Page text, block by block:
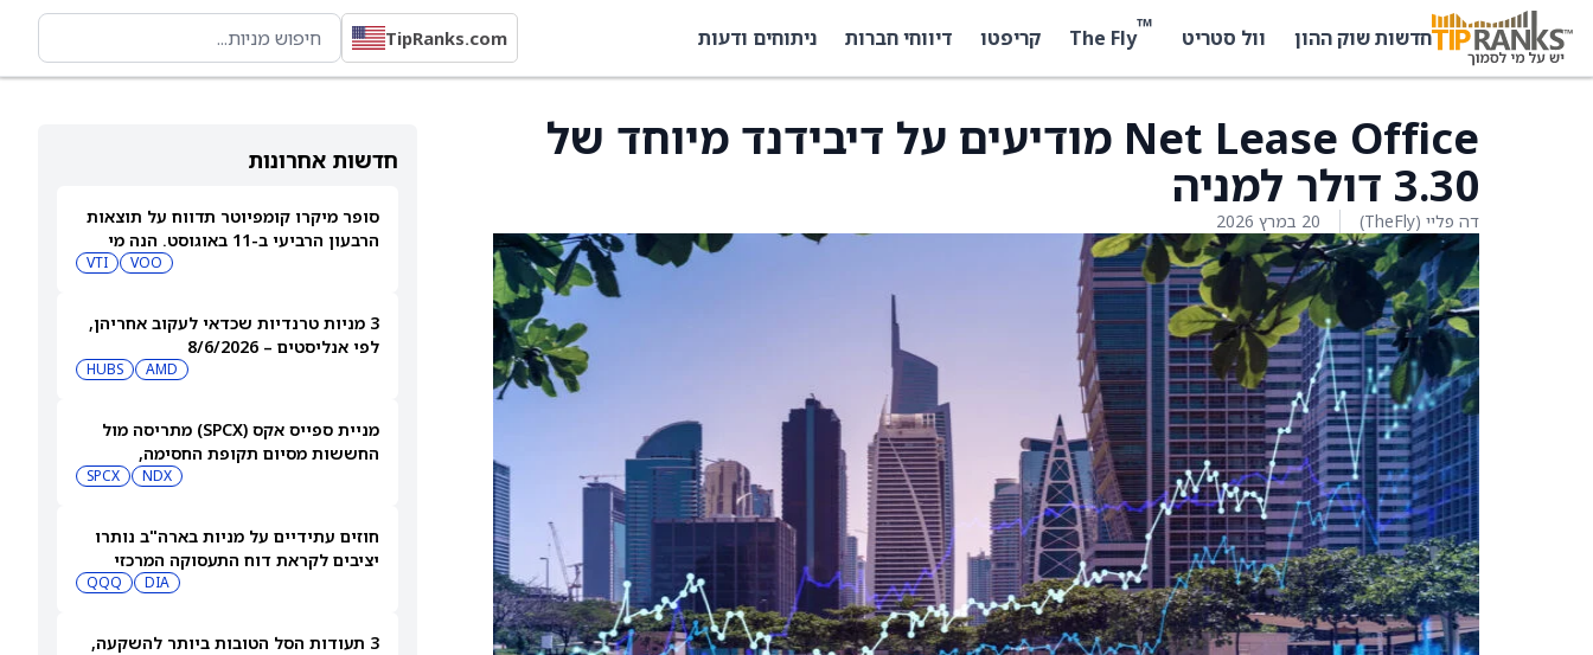
חדשות שוק ההון וול סטריט ™
The Fly קריפטו דיווחי חברות ניתוחים ודעות TipRanks.com
חדשות אחרונות
סופר מיקרו קומפיוטר תדווח על תוצאות
הרבעון הרביעי ב-11 באוגוסט. הנה מי
VOO
VTI
3 מניות טרנדיות שכדאי לעקוב אחריהן,
לפי אנליסטים – 8/6/2026
AMD
HUBS
מניית ספייס אקס (SPCX) מתריסה מול
החששות מסיום תקופת החסימה,
NDX
SPCX
חוזים עתידיים על מניות בארה"ב נותרו
יציבים לקראת דוח התעסוקה המרכזי
DIA
QQQ
3 תעודות הסל הטובות ביותר להשקעה,
Net Lease Office מודיעים על דיבידנד מיוחד של
3.30 דולר למניה
דה פליי (TheFly) 20 במרץ 2026